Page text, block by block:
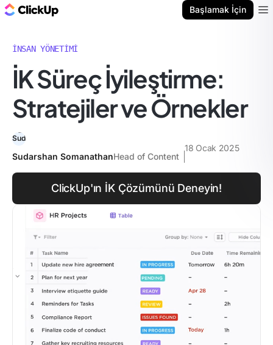
Başlamak İçin
İNSAN YÖNETIMI
İK Süreç İyileştirme:
Stratejiler ve Örnekler
Sudarshan SomanathanHead of Content
18 Ocak 2025
ClickUp'ın İK Çözümünü Deneyin!